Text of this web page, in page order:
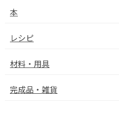
本
レシピ
材料・用具
完成品・雑貨